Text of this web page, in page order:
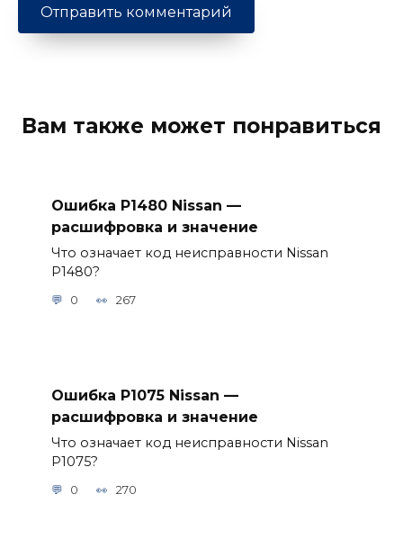
Вам также может понравиться
Ошибка P1480 Nissan —
расшифровка и значение
Что означает код неисправности Nissan
P1480?
0 267
Ошибка P1075 Nissan —
расшифровка и значение
Что означает код неисправности Nissan
P1075?
0 270